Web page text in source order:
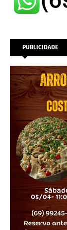
PUBLICIDADE